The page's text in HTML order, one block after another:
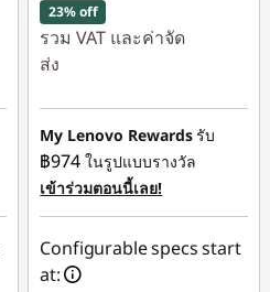
23% off
รวม VAT และค่าจัด
ส่ง
ประหยัดทันที :-
฿10,056.27
หรือ
eCoupon :
฿10,809.52
My Lenovo Rewardsรับ
฿974 ในรูปแบบรางวัล
เข้าร่วมตอนนี้เลย!
Configurable specs start
at: